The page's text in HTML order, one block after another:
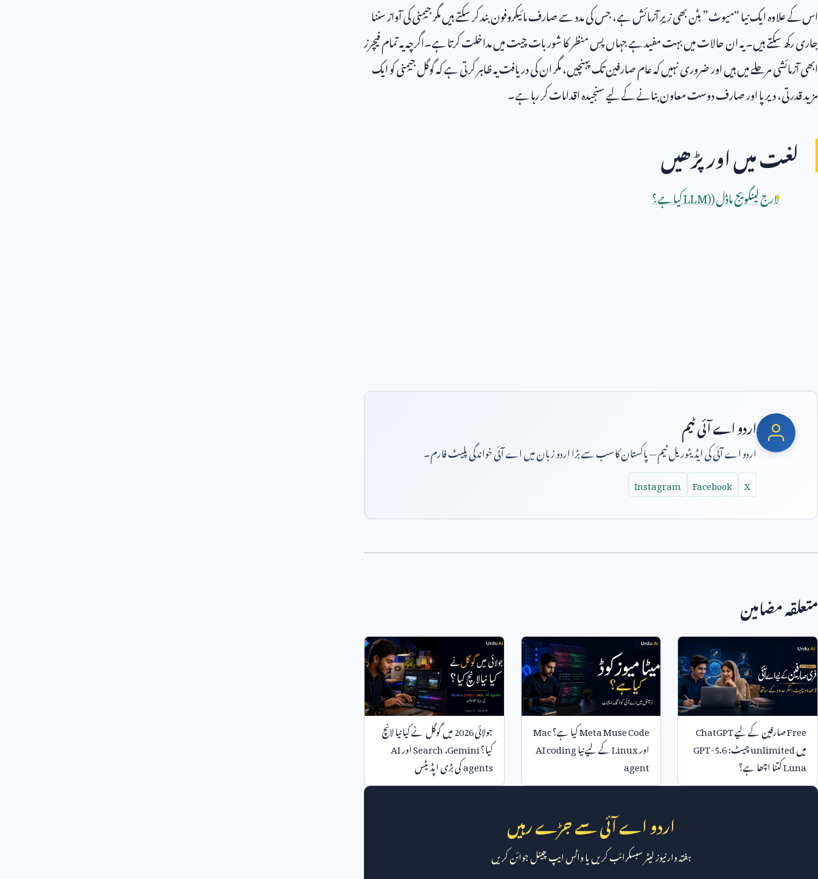
اس کے علاوہ ایک نیا “میوٹ” بٹن بھی زیرِ آزمائش ہے، جس کی مدد سے صارف مائیکروفون بند کر سکتے ہیں مگر جیمِنی کی آواز سننا
جاری رکھ سکتے ہیں۔ یہ ان حالات میں بہت مفید ہے جہاں پسِ منظر کا شور بات چیت میں مداخلت کرتا ہے۔اگرچہ یہ تمام فیچرز
ابھی آزمائشی مرحلے میں ہیں اور ضروری نہیں کہ عام صارفین تک پہنچیں، مگر ان کی دریافت یہ ظاہر کرتی ہے کہ گوگل جیمِنی کو ایک
مزید قدرتی، دیرپا اور صارف دوست معاون بنانے کے لیے سنجیدہ اقدامات کر رہا ہے۔
لغت میں اور پڑھیں
لارج لینگویج ماڈل (LLM)کیا ہے؟
اردو اے آئی ٹیم
اردو اے آئی کی ایڈیٹوریل ٹیم — پاکستان کا سب سے بڑا اردو زبان میں اے آئی خواندگی پلیٹ فارم۔
X
Facebook
Instagram
متعلقہ مضامین
Freeصارفین کے لیےChatGPT
میںunlimitedچیٹ:GPT-5.6
Lunaکتنا اچھا ہے؟
Meta Muse Codeکیا ہے؟Mac
اورLinuxکے لیے نیاAI coding
agent
جولائی2026میں گوگل نے کیا نیا لانچ
کیا؟Gemini،SearchاورAI
agentsکی بڑی اپڈیٹس
اردو اے آئی سے جڑے رہیں
ہفتہ وار نیوز لیٹر سبسکرائب کریں یا واٹس ایپ چینل جوائن کریں